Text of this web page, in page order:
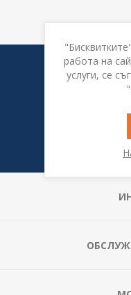
работа на
услуги, се